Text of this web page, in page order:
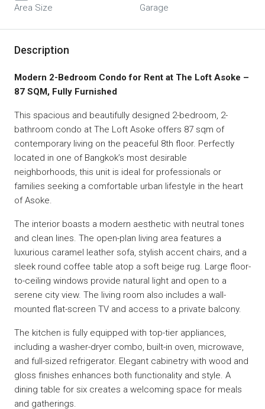
Area Size
Garage
Description
Modern 2-Bedroom Condo for Rent at The Loft Asoke –
87 SQM, Fully Furnished
This spacious and beautifully designed 2-bedroom, 2-
bathroom condo at The Loft Asoke offers 87 sqm of
contemporary living on the peaceful 8th floor. Perfectly
located in one of Bangkok’s most desirable
neighborhoods, this unit is ideal for professionals or
families seeking a comfortable urban lifestyle in the heart
of Asoke.
The interior boasts a modern aesthetic with neutral tones
and clean lines. The open-plan living area features a
luxurious caramel leather sofa, stylish accent chairs, and a
sleek round coffee table atop a soft beige rug. Large floor-
to-ceiling windows provide natural light and open to a
serene city view. The living room also includes a wall-
mounted flat-screen TV and access to a private balcony.
The kitchen is fully equipped with top-tier appliances,
including a washer-dryer combo, built-in oven, microwave,
and full-sized refrigerator. Elegant cabinetry with wood and
gloss finishes enhances both functionality and style. A
dining table for six creates a welcoming space for meals
and gatherings.